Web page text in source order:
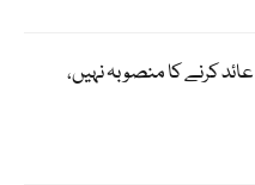
عائد کرنے کا منصوبہ نہیں،